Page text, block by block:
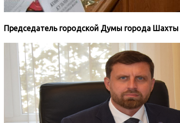
Председатель городской Думы города Шахты